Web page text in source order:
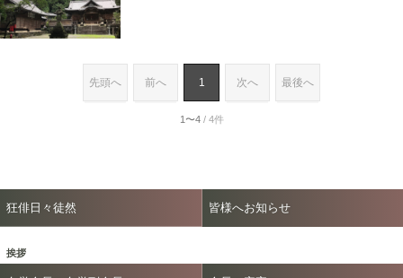
先頭へ 前へ 1 次へ 最後へ
1〜4/ 4件
狂俳日々徒然 皆様へお知らせ
挨拶